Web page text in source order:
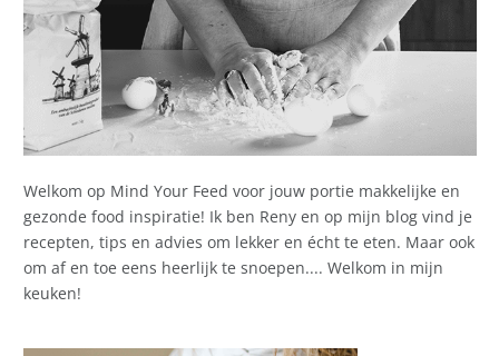
Welkom op Mind Your Feed voor jouw portie makkelijke en
gezonde food inspiratie! Ik ben Reny en op mijn blog vind je
recepten, tips en advies om lekker en écht te eten. Maar ook
om af en toe eens heerlijk te snoepen.... Welkom in mijn
keuken!